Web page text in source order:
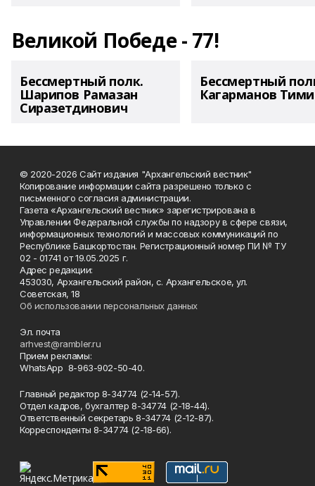
Великой Победе - 77!
Бессмертный полк.
Шарипов Рамазан
Сиразетдинович
Бессмертный
Кагарманов
© 2020-2026 Сайт издания "Архангельский вестник"
Копирование информации сайта разрешено только с
письменного согласия администрации.
Газета «Архангельский вестник» зарегистрирована в
Управлении Федеральной службы по надзору в сфере связи,
информационных технологий и массовых коммуникаций по
Республике Башкортостан. Регистрационный номер ПИ № ТУ
02 - 01741 от 19.05.2025 г.
Адрес редакции:
453030, Архангельский район, с. Архангельское, ул.
Советская, 18
Об использовании персональных данных
Эл. почта
arhvest@rambler.ru
Прием рекламы:
WhatsApp 8-963-902-50-40.
Главный редактор 8-34774 (2-14-57).
Отдел кадров, бухгалтер 8-34774 (2-18-44).
Ответственный секретарь 8-34774 (2-12-87).
Корреспонденты 8-34774 (2-18-66).